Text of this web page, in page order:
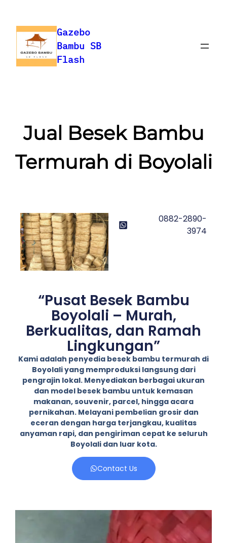
Gazebo
Bambu SB
Flash
Jual Besek Bambu
Termurah di Boyolali
0882-2890-
3974
“Pusat Besek Bambu
Boyolali – Murah,
Berkualitas, dan Ramah
Lingkungan”
Kami adalah penyedia besek bambu termurah di
Boyolali yang memproduksi langsung dari
pengrajin lokal. Menyediakan berbagai ukuran
dan model besek bambu untuk kemasan
makanan, souvenir, parcel, hingga acara
pernikahan. Melayani pembelian grosir dan
eceran dengan harga terjangkau, kualitas
anyaman rapi, dan pengiriman cepat ke seluruh
Boyolali dan luar kota.
Contact Us